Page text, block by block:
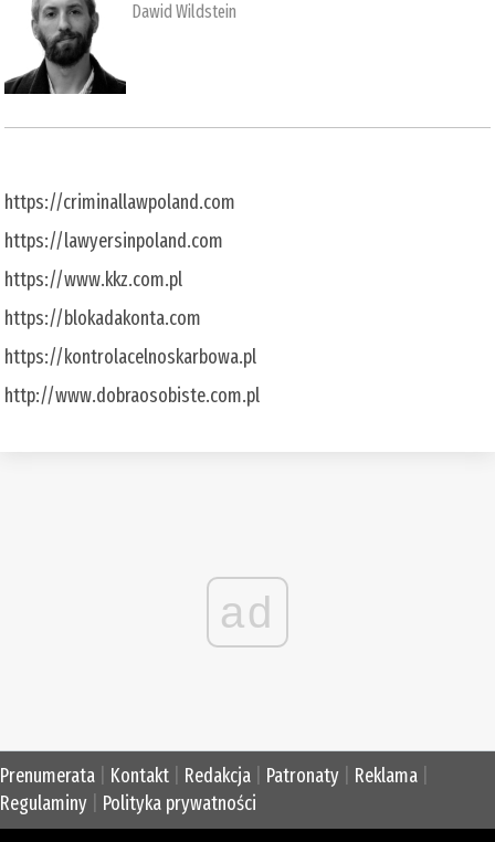
Dawid Wildstein
https://criminallawpoland.com
https://lawyersinpoland.com
https://www.kkz.com.pl
https://blokadakonta.com
https://kontrolacelnoskarbowa.pl
http://www.dobraosobiste.com.pl
ad
Prenumerata Kontakt Redakcja Patronaty Reklama
Regulaminy
Polityka prywatności